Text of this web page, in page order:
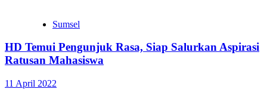
Sumsel
HD Temui Pengunjuk Rasa, Siap Salurkan Aspirasi
Ratusan Mahasiswa
11 April 2022